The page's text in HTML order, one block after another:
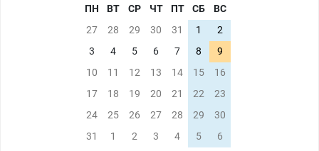
ПН ВТ СР ЧТ ПТ СБ
ВС
27
28 29 30 31 1
2
3
4 5 6 7 8
9
10
11 12 13 14 15
16
17
18 19 20 21 22
23
24
25 26 27 28 29
30
31
1 2 3 4 5 6